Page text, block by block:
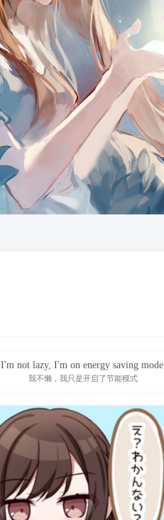
I'm not lazy, I'm on energy saving mode.
我不懒，我只是开启了节能模式